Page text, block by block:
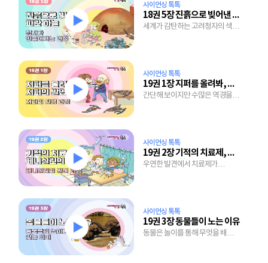
사이언싱 톡톡
18권 5장 진흙으로 빚어낸 파란 하늘
세계가 감탄하는 고려청자의 색은
사이언싱 톡톡
19권 1장 지퍼를 올려봐, 지퍼의 발명
간단해 보이지만 수많은 역경을
사이언싱 톡톡
19권 2장 기적의 치료제, 페니실린의 탄생
우연한 발견에서 치료제가
사이언싱 톡톡
19권 3장 동물들이 노는 이유
동물은 놀이를 통해 무엇을 배우는